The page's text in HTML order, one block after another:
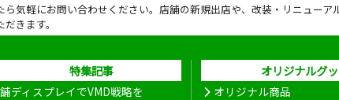
気軽にお問い合わせください。店舗の新規出店や、改装・リニュー
きます。
特集記事
ディスプレイでVMD戦略を
オリジナルグ
オリジナル商品